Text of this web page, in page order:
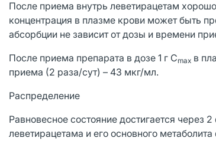
После приема внутрь леветирацетам
концентрация в плазме крови может быть
абсорбции не зависит от дозы и времени
После приема препарата в дозе 1 г Cmax в
приема (2 раза/сут) – 43 мкг/мл.
Распределение
Равновесное состояние достигается
леветирацетама и его основного